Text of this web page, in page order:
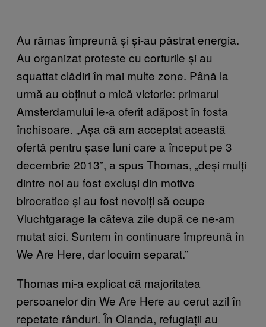
Au rămas împreună și și-au păstrat energia.
Au organizat proteste cu corturile și au
squattat clădiri în mai multe zone. Până la
urmă au obținut o mică victorie: primarul
Amsterdamului le-a oferit adăpost în fosta
închisoare. „Așa că am acceptat această
ofertă pentru șase luni care a început pe 3
decembrie 2013”, a spus Thomas, „deși mulți
dintre noi au fost excluși din motive
birocratice și au fost nevoiți să ocupe
Vluchtgarage la câteva zile după ce ne-am
mutat aici. Suntem în continuare împreună în
We Are Here, dar locuim separat.”
Thomas mi-a explicat că majoritatea
persoanelor din We Are Here au cerut azil în
repetate rânduri. În Olanda, refugiații au